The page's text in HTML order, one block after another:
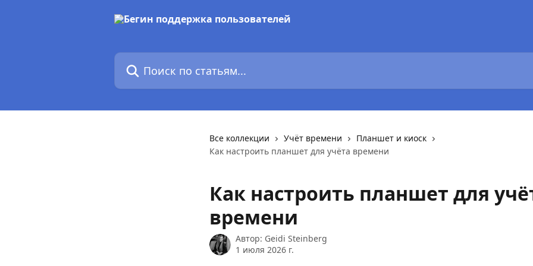
Поиск по статьям...
Все коллекции Учёт времени
Планшет и киоск
Как настроить планшет для учёта времени
Как настроить планшет для
времени
Автор: Geidi Steinberg
1 июля 2026 г.